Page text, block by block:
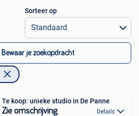
Alle afstanden…
Sorteer op
Bewaar je zoekopdracht
Te koop: unieke studio in De Panne
Zie omschrijving Details